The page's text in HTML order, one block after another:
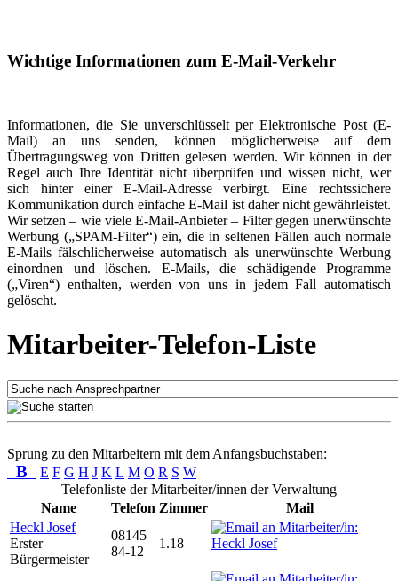
Wichtige Informationen zum E-Mail-Verkehr
Informationen, die Sie unverschlüsselt per Elektronische Post (E-
Mail) an uns senden, können möglicherweise auf dem
Übertragungsweg von Dritten gelesen werden. Wir können in der
Regel auch Ihre Identität nicht überprüfen und wissen nicht, wer
sich hinter einer E-Mail-Adresse verbirgt. Eine rechtssichere
Kommunikation durch einfache E-Mail ist daher nicht gewährleistet.
Wir setzen – wie viele E-Mail-Anbieter – Filter gegen unerwünschte
Werbung („SPAM-Filter“) ein, die in seltenen Fällen auch normale
E-Mails fälschlicherweise automatisch als unerwünschte Werbung
einordnen und löschen. E-Mails, die schädigende Programme
(„Viren“) enthalten, werden von uns in jedem Fall automatisch
gelöscht.
Mitarbeiter-Telefon-Liste
Sprung zu den Mitarbeitern mit dem Anfangsbuchstaben:
B E F G H J K L M O R S W
Telefonliste der Mitarbeiter/innen der Verwaltung
Name
Telefon Zimmer
Mail
Heckl Josef
Erster
Bürgermeister
08145
84-12
1.18